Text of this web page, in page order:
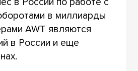
в миллиарды
AWT являются
в России и еще